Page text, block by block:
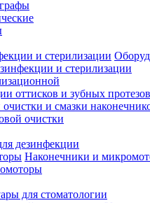
и стерилизации
и стерилизации
оттисков и зубных протезов
и смазки
очистки
дезинфекции
Наконечники и
для стоматологии